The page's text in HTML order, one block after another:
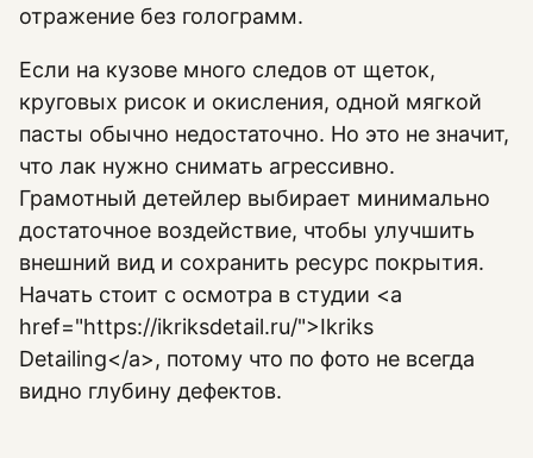
отражение без голограмм.
Если на кузове много следов от щеток,
круговых рисок и окисления, одной мягкой
пасты обычно недостаточно. Но это не значит,
что лак нужно снимать агрессивно.
Грамотный детейлер выбирает минимально
достаточное воздействие, чтобы улучшить
внешний вид и сохранить ресурс покрытия.
Начать стоит с осмотра в студии <a
href="https://ikriksdetail.ru/">Ikriks
Detailing</a>, потому что по фото не всегда
видно глубину дефектов.